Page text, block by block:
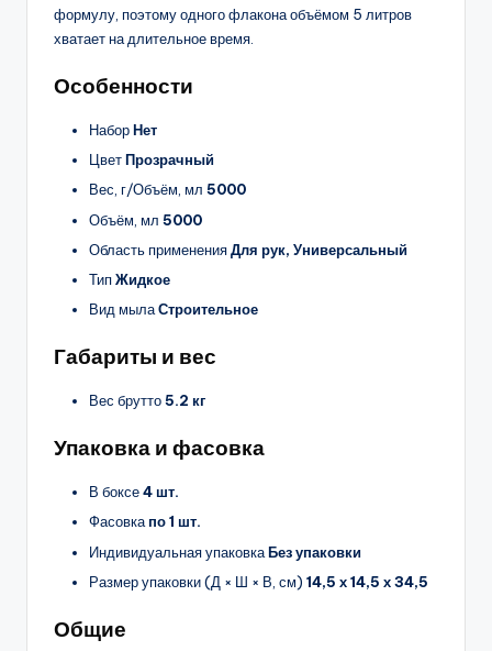
формулу, поэтому одного флакона объёмом 5 литров
хватает на длительное время.
Особенности
НаборНет
ЦветПрозрачный
Вес, г/Объём, мл 5000
Объём, мл 5000
Область примененияДля рук, Универсальный
ТипЖидкое
Вид мылаСтроительное
Габариты и вес
Вес брутто5.2 кг
Упаковка и фасовка
В боксе4 шт.
Фасовкапо 1 шт.
Индивидуальная упаковкаБез упаковки
Размер упаковки (Д × Ш × В, см) 14,5 х 14,5 х 34,5
Общие